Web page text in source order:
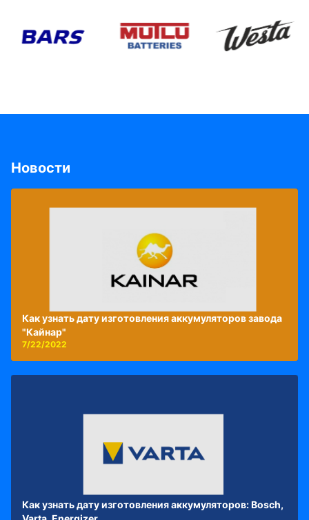
Новости
Как узнать дату изготовления аккумуляторов завода
"Кайнар"
7/22/2022
Как узнать дату изготовления аккумуляторов: Bosch,